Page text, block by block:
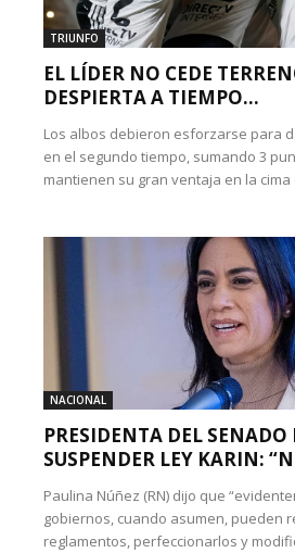
TRIUNFO
EL LÍDER NO CEDE
DESPIERTA A TIEMPO...
Los albos debieron esforzarse para
en el segundo tiempo, sumando 3
mantienen su gran ventaja en la cima
NACIONAL
PRESIDENTA DEL SENADO
SUSPENDER LEY KARIN:
Paulina Núñez (RN) dijo que
gobiernos, cuando asumen, pueden
reglamentos, perfeccionarlos y